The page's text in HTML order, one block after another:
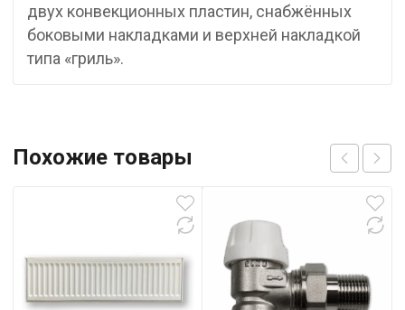
двух конвекционных пластин, снабжённых
боковыми накладками и верхней накладкой
типа «гриль».
Похожие товары